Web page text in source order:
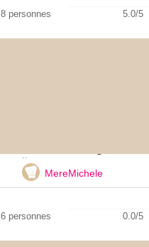
8 personnes 5.0/5
MereMichele
6 personnes 0.0/5